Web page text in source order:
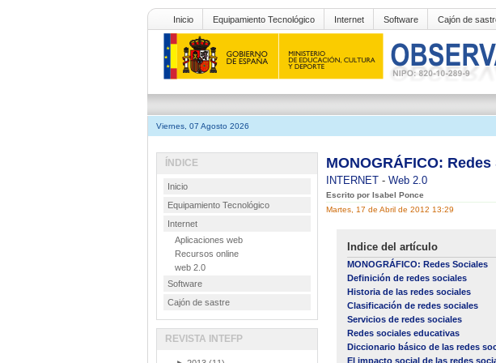
Inicio Equipamiento Tecnológico Internet Software Cajón de
Viernes, 07 Agosto 2026
MONOGRÁFICO:
INTERNET - Web 2.0
Escrito por Isabel Ponce
Martes, 17 de Abril de 2012 13:29
Indice del artículo
MONOGRÁFICO: Redes Sociales
Definición de redes sociales
Historia de las redes sociales
Clasificación de redes sociales
Servicios de redes sociales
Redes sociales educativas
Diccionario básico de las redes
El impacto social de las redes
ÍNDICE
Inicio
Equipamiento Tecnológico
Internet
Aplicaciones web
Recursos online
web 2.0
Software
Cajón de sastre
REVISTA INTEFP